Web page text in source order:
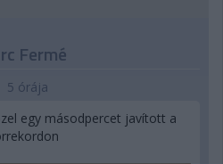
Fermé
5 órája
egy másodpercet javított a